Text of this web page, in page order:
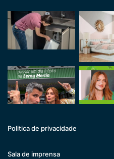
Politica de privacidade
Sala de imprensa